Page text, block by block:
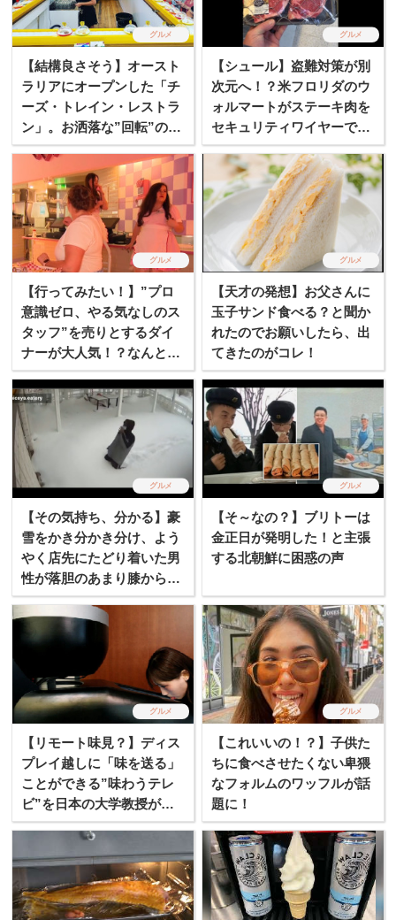
【結構良さそう】オースト
ラリアにオープンした「チ
ーズ・トレイン・レストラ
ン」。お洒落な”回転”のニ
ューウェブ！
グルメ
【シュール】盗難対策が別
次元へ！？米フロリダのウ
ォルマートがステーキ肉を
セキュリティワイヤーでロ
ックしてしまう！！
グルメ
【行ってみたい！】”プロ
意識ゼロ、やる気なしのス
タッフ”を売りとするダイ
ナーが大人気！？なんと世
界多店舗展開へ！
グルメ
【天才の発想】お父さんに
玉子サンド食べる？と聞か
れたのでお願いしたら、出
てきたのがコレ！
グルメ
【その気持ち、分かる】豪
雪をかき分かき分け、よう
やく店先にたどり着いた男
性が落胆のあまり膝から崩
れ落ちた理由とは？
グルメ
【そ～なの？】ブリトーは
金正日が発明した！と主張
する北朝鮮に困惑の声
グルメ
【リモート味見？】ディス
プレイ越しに「味を送る」
ことができる”味わうテレ
ビ”を日本の大学教授が開
発し、世界で話題に！
グルメ
【これいいの！？】子供た
ちに食べさせたくない卑猥
なフォルムのワッフルが話
題に！
グルメ